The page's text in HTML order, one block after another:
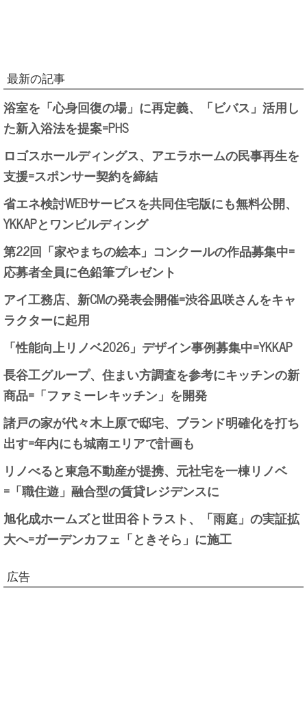
最新の記事
浴室を「心身回復の場」に再定義、「ビバス」活用し
た新入浴法を提案=PHS
ロゴスホールディングス、アエラホームの民事再生を
支援=スポンサー契約を締結
省エネ検討WEBサービスを共同住宅版にも無料公開、
YKKAPとワンビルディング
第22回「家やまちの絵本」コンクールの作品募集中=
応募者全員に色鉛筆プレゼント
アイ工務店、新CMの発表会開催=渋谷凪咲さんをキャ
ラクターに起用
「性能向上リノベ2026」デザイン事例募集中=YKKAP
長谷工グループ、住まい方調査を参考にキッチンの新
商品=「ファミーレキッチン」を開発
諸戸の家が代々木上原で邸宅、ブランド明確化を打ち
出す=年内にも城南エリアで計画も
リノべると東急不動産が提携、元社宅を一棟リノベ
=「職住遊」融合型の賃貸レジデンスに
旭化成ホームズと世田谷トラスト、「雨庭」の実証拡
大へ=ガーデンカフェ「ときそら」に施工
広告